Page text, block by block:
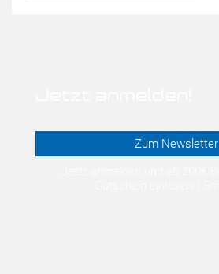
Zum Newsletter